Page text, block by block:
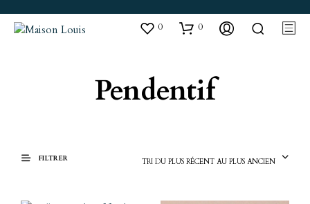
0 0
Pendentif
FILTRER TRI DU PLUS RÉCENT AU PLUS ANCIEN